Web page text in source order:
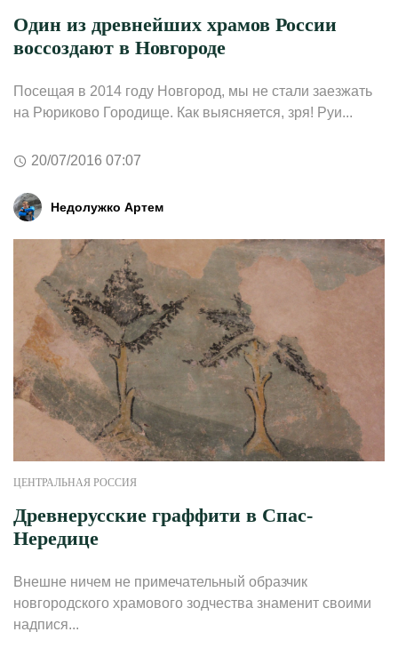
Один из древнейших храмов России
воссоздают в Новгороде
Посещая в 2014 году Новгород, мы не стали заезжать
на Рюриково Городище. Как выясняется, зря! Руи...
20/07/2016 07:07
Недолужко Артем
ЦЕНТРАЛЬНАЯ РОССИЯ
Древнерусские граффити в Спас-
Нередице
Внешне ничем не примечательный образчик
новгородского храмового зодчества знаменит своими
надпися...